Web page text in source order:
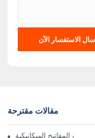
الاستفسار الآن
مقالات مقترحة
لوحة المفاتيح الميكانيكية